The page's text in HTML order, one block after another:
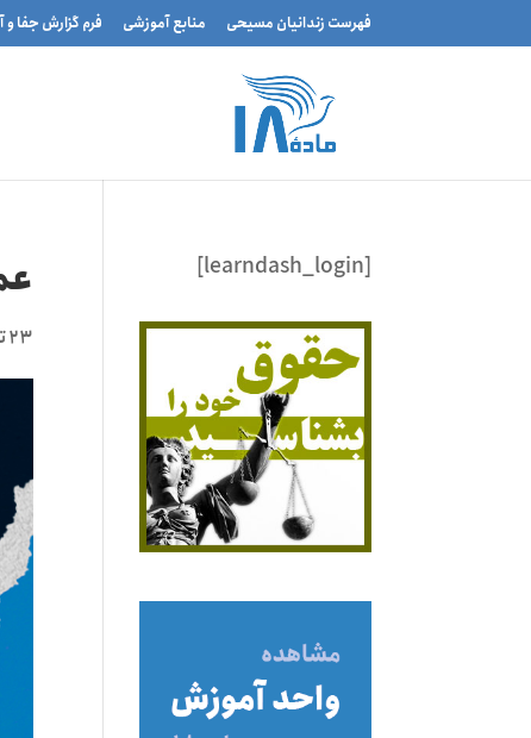
فهرست زندانیان مسیحی منابع آموزشی فرم گزارش جفا و
۲۳ تیر ۱۴۰۲
[learndash_login]